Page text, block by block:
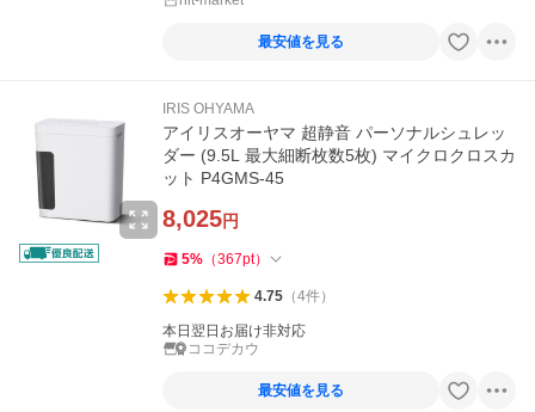
最安値を見る
IRIS OHYAMA
アイリスオーヤマ 超静音 パーソナルシュレッ
ダー (9.5L 最大細断枚数5枚) マイクロクロスカ
ット P4GMS-45
8,025円
5% （367pt）
4.75（4件）
本日翌日お届け非対応
ココデカウ
最安値を見る